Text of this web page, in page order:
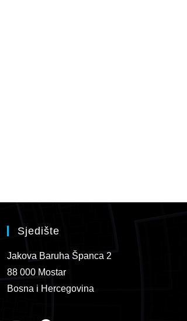
Sjedište
Jakova Baruha Španca 2
88 000 Mostar
Bosna i Hercegovina